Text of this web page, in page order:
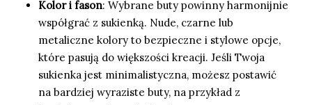
Kolor i fason: Wybrane buty powinny harmonijnie
współgrać z sukienką. Nude, czarne lub
metaliczne kolory to bezpieczne i stylowe opcje,
które pasują do większości kreacji. Jeśli Twoja
sukienka jest minimalistyczna, możesz postawić
na bardziej wyraziste buty, na przykład z